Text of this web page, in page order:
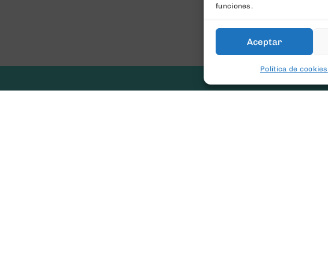
funciones.
Aceptar
Política de cookies